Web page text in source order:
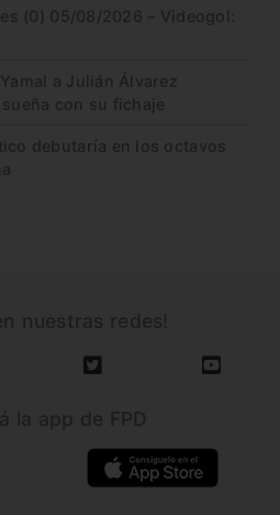
(0) 05/08/2026 – Videogol:
a Julián Álvarez
con su fichaje
debutaría en los octavos